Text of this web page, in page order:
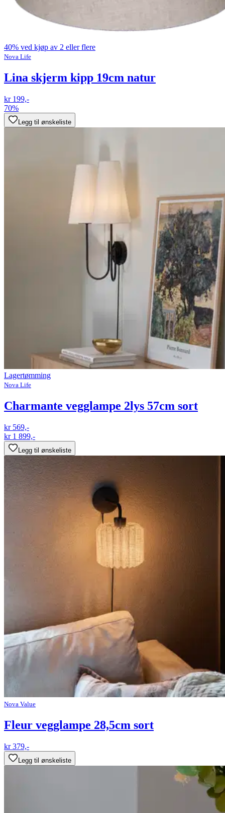
40% ved kjøp av 2 eller flere
Nova Life
Lina skjerm kipp 19cm natur
kr 199,-
70%
Legg til ønskeliste
Lagertømming
Nova Life
Charmante vegglampe 2lys 57cm sort
kr 569,-
kr 1 899,-
Legg til ønskeliste
Nova Value
Fleur vegglampe 28,5cm sort
kr 379,-
Legg til ønskeliste